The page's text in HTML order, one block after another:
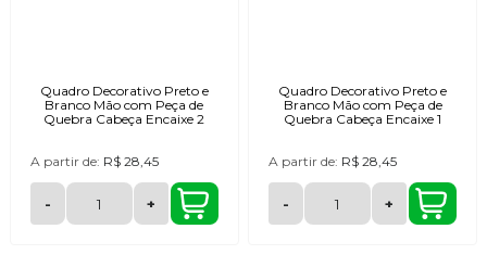
Quadro Decorativo Preto e
Branco Mão com Peça de
Quebra Cabeça Encaixe 2
A partir de: R$ 28,45
- +
Quadro Decorativo Preto e
Branco Mão com Peça de
Quebra Cabeça Encaixe 1
A partir de: R$ 28,45
- +